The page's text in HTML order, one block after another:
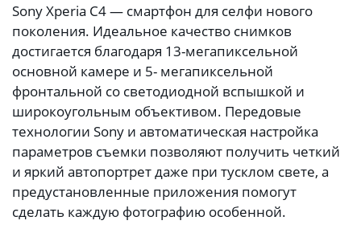
Sony Xperia C4 — смартфон для селфи нового
поколения. Идеальное качество снимков
достигается благодаря 13-мегапиксельной
основной камере и 5- мегапиксельной
фронтальной со светодиодной вспышкой и
широкоугольным объективом. Передовые
технологии Sony и автоматическая настройка
параметров съемки позволяют получить четкий
и яркий автопортрет даже при тусклом свете, а
предустановленные приложения помогут
сделать каждую фотографию особенной.